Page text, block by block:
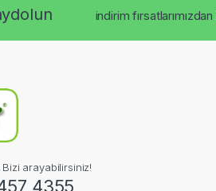
indirim fırsatlarımızdan
Bizi arayabilirsiniz!
4355